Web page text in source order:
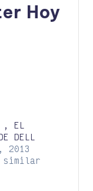
Hoy
, EL
DELL
2013
similar